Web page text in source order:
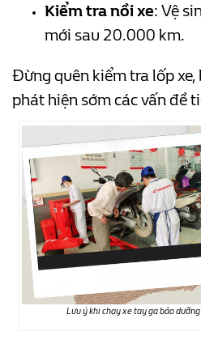
Kiểm tra nồi xe: Vệ
mới sau 20.000 km.
Đừng quên kiểm tra lốp
phát hiện sớm các vấn đề
Lưu ý khi chạy xe tay ga bảo